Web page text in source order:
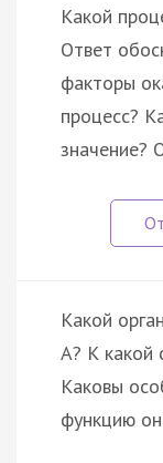
Какой
Ответ
факторы
процесс?
значение?
Какой
А? К какой
Каковы
функцию